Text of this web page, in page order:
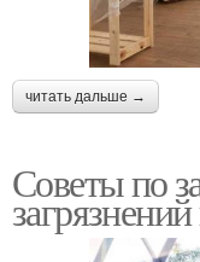
читать дальше →
Советы по